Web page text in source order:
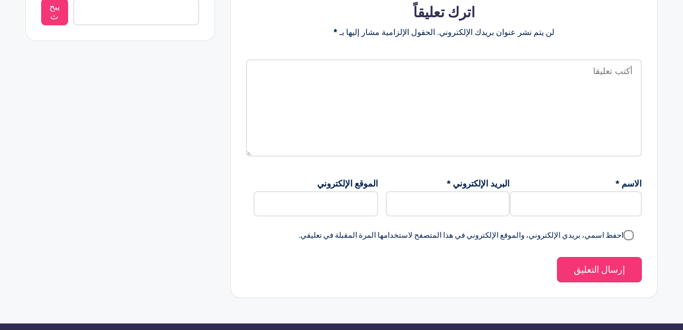
اترك تعليقاً
لن يتم نشر عنوان بريدك الإلكتروني. الحقول الإلزامية مشار إليها بـ *
الاسم * البريد الإلكتروني * الموقع الإلكتروني
احفظ اسمي، بريدي الإلكتروني، والموقع الإلكتروني في هذا المتصفح لاستخدامها المرة المقبلة في تعليقي.
يبح
ث